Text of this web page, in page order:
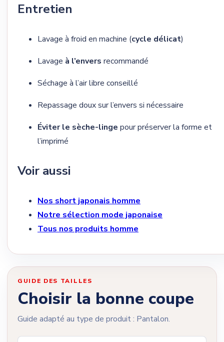
Entretien
Lavage à froid en machine (cycle délicat)
Lavage à l’envers recommandé
Séchage à l’air libre conseillé
Repassage doux sur l’envers si nécessaire
Éviter le sèche-linge pour préserver la forme et
l’imprimé
Voir aussi
Nos short japonais homme
Notre sélection mode japonaise
Tous nos produits homme
GUIDE DES TAILLES
Choisir la bonne coupe
Guide adapté au type de produit : Pantalon.